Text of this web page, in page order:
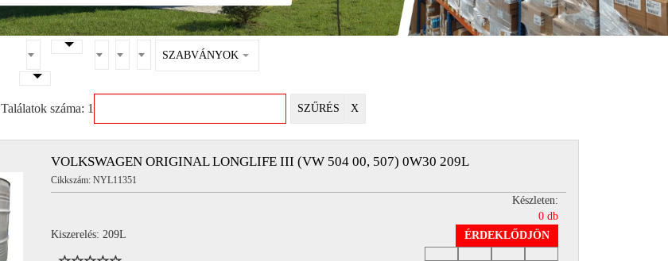
SZABVÁNYOK
Találatok száma: 1 SZŰRÉS X
VOLKSWAGEN ORIGINAL LONGLIFE III (VW 504 00, 507) 0W30 209L
Cikkszám: NYL11351
Kiszerelés: 209L
Készleten:
0 db
ÉRDEKLŐDJÖN